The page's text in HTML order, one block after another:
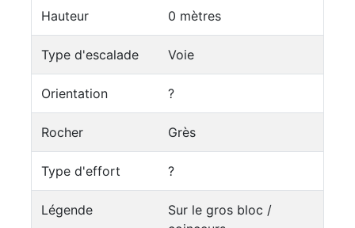
Hauteur 0 mètres
Type d'escalade Voie
Orientation ?
Rocher Grès
Type d'effort ?
Légende
Sur le gros bloc /